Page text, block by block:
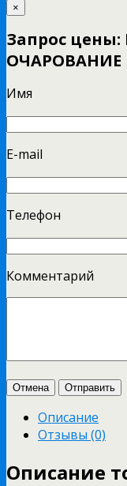
×
Запрос
ОЧАРОВАНИЕ
Имя
E-mail
Телефон
Комментарий
Отмена Отправить
Описание
Отзывы (0)
Описание